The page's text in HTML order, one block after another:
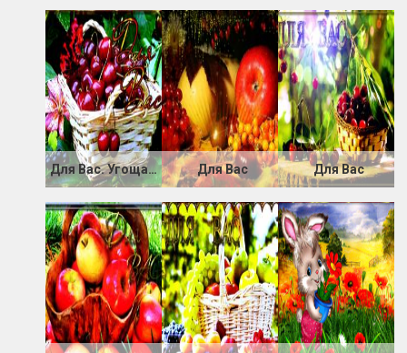
Для Вас. Угощайтесь Для Вас Для Вас